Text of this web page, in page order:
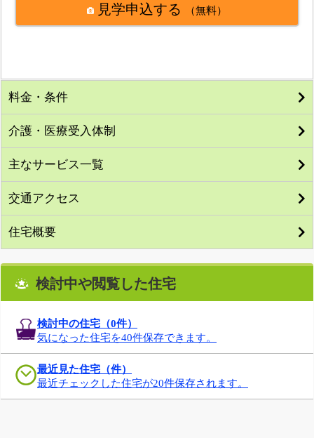
見学申込する （無料）
料金・条件
介護・医療受入体制
主なサービス一覧
交通アクセス
住宅概要
検討中や閲覧した住宅
検討中の住宅（0件）
気になった住宅を40件保存できます。
最近見た住宅（件）
最近チェックした住宅が20件保存されます。